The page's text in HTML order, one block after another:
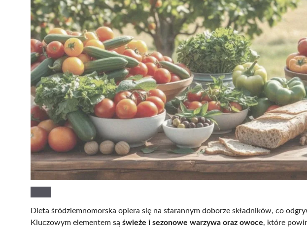
Dieta śródziemnomorska opiera się na starannym doborze składników, co
Kluczowym elementem są świeże i sezonowe warzywa oraz owoce, które